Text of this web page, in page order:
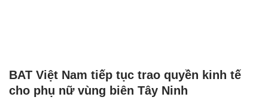
BAT Việt Nam tiếp tục trao quyền kinh tế
cho phụ nữ vùng biên Tây Ninh